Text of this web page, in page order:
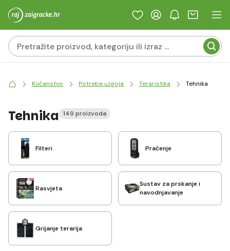
Kućanstvo Potrebe uzgoja Teraristika Tehnika
Tehnika 149 proizvoda
Filteri Praćenje
Rasvjeta
Sustav za prskanje i
navodnjavanje
Grijanje terarija